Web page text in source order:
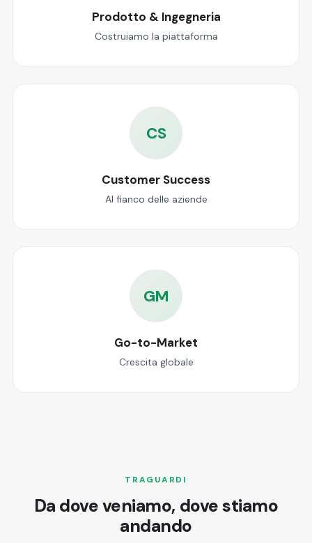
Prodotto & Ingegneria
Costruiamo la piattaforma
CS
Customer Success
Al fianco delle aziende
GM
Go-to-Market
Crescita globale
TRAGUARDI
Da dove veniamo, dove stiamo
andando